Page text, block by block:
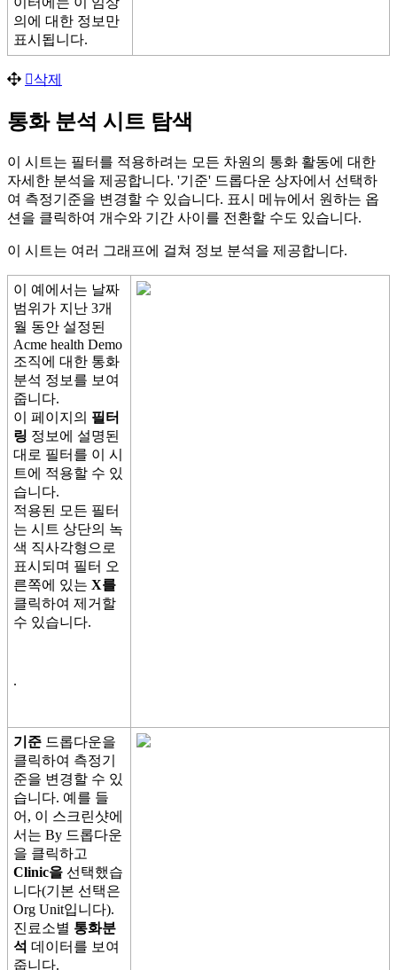
의 에 대 한 정 보 만
표시 됩니 다.
삭제
통화 분석 시 트 탐색
이 시 트는 필터 를 적용하려 는 모 든 차원 의 통화 활동에 대 한
자세 한 분석을 제 공합니 다. '기 준' 드롭다운 상자에 서 선 택하
여 측정기 준을 변 경할 수 있습니 다. 표시 메 뉴에 서 원하는 옵
션 을 클릭하여 개 수와 기 간 사이 를 전 환할 수도 있습니 다.
이 시 트는 여 러 그래 프에 걸쳐 정 보 분석을 제 공합니 다.
이 예 에서 는 날짜
범위 가 지 난 3개
월 동안 설정된
Acme health Demo
조직에 대 한 통화
분석 정 보 를 보 여
줍니 다.
이
페 이 지 의 필 터
링 정 보 에 설명된
대 로 필터 를 이
시
트에 적용할 수 있
습니 다.
적용된 모 든 필터
는 시 트 상단의 녹
색 직사각형 으 로
표시 되 며 필터 오
른쪽에 있는 X를
클릭하여 제 거 할
수 있습니 다.
.
기 준 드롭다운을
클릭하여 측정기
준을 변 경할 수 있
습니 다. 예 를 들
어 , 이 스크 린샷에
서 는 By 드롭다운
을 클릭하고
Clinic을 선 택했습
니 다(기 본 선 택은
Org Unit입니 다).
진 료소별 통화분
석 데 이 터 를 보 여
줍니 다.